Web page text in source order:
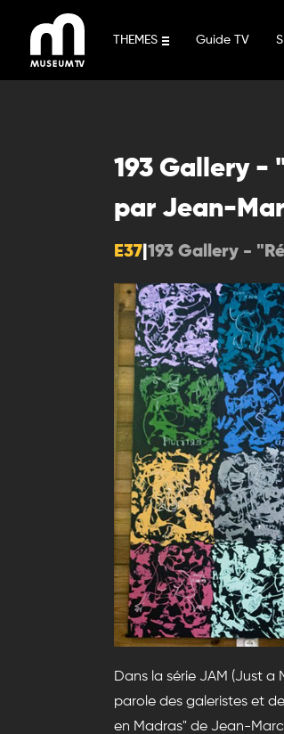
contenu
THEMES Guide TV
193 Gallery -
par Jean-
E37 193 Gallery -
Dans la série JAM (Just
parole des galeristes et
en Madras" de Jean-